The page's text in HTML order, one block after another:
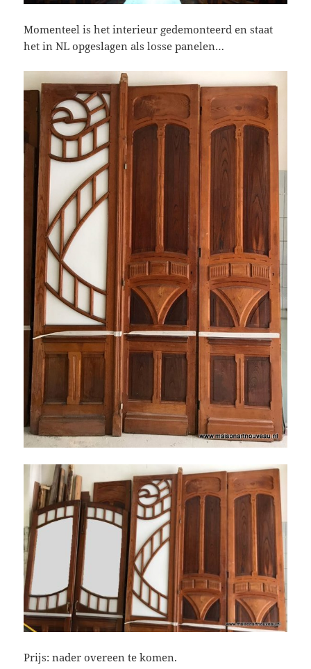
Momenteel is het interieur gedemonteerd en staat
het in NL opgeslagen als losse panelen…
Prijs: nader overeen te komen.